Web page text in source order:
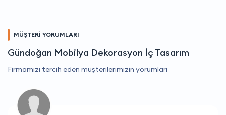
MÜŞTERİ YORUMLARI
Gündoğan Mobilya Dekorasyon İç Tasarım
Firmamızı tercih eden müşterilerimizin yorumları